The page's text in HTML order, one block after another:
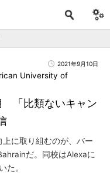
2021年9月10日
「比類ないキャン
University of
上に取り組むのが、バー
だ。同校はAlexaに
た。